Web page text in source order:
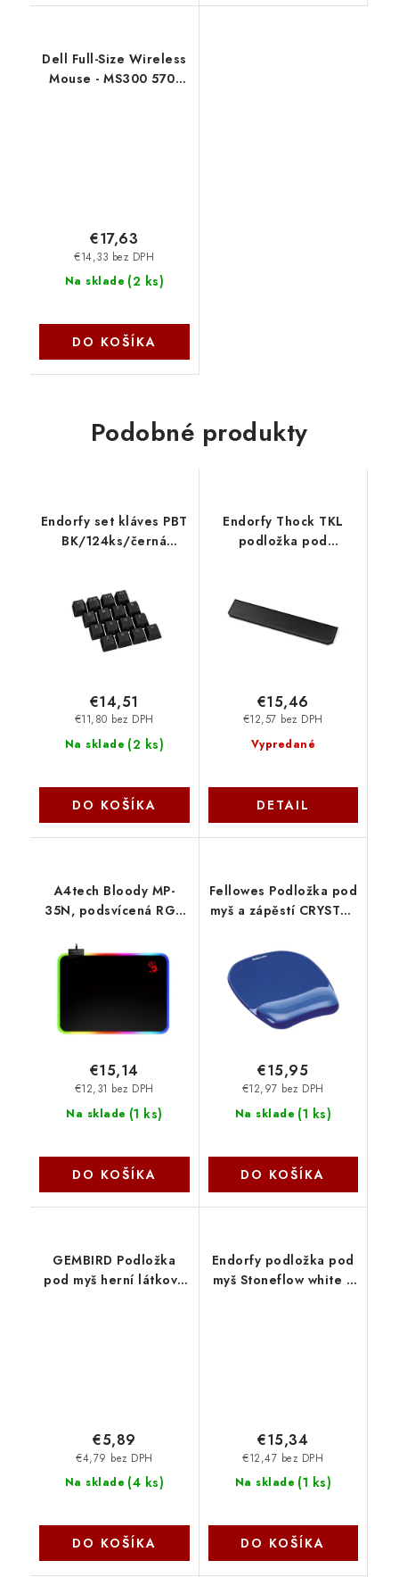
Dell Full-Size Wireless
Mouse - MS300 570-
Na sklade (2 ks)
€14,33 bez DPH
€17,63
DO KOŠÍKA
Podobné produkty
Endorfy set kláves PBT
BK/124ks/černá
Na sklade (2 ks)
€11,80 bez DPH
€14,51
DO KOŠÍKA
Endorfy Thock TKL
podložka pod
Vypredané
€12,57 bez DPH
€15,46
DETAIL
A4tech Bloody MP-
35N, podsvícená RGB
myš 350×250mm
Na sklade (1 ks)
€12,31 bez DPH
€15,14
DO KOŠÍKA
Fellowes Podložka pod
myš a zápěstí CRYSTAL
FELFERGWMPADCRYSTB
Na sklade (1 ks)
€12,97 bez DPH
€15,95
DO KOŠÍKA
GEMBIRD Podložka
pod myš herní látková
Na sklade (4 ks)
€4,79 bez DPH
€5,89
DO KOŠÍKA
Endorfy podložka pod
myš Stoneflow white L
Na sklade (1 ks)
€12,47 bez DPH
€15,34
DO KOŠÍKA